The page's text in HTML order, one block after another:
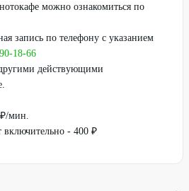
можно ознакомиться по
запись по телефону с указанием
18-66
действующими
мин.
включительно - 400 ₽